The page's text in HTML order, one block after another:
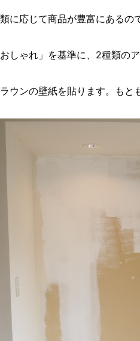
に応じて商品が豊富にあるの
しゃれ」を基準に、2種類の
ウンの壁紙を貼ります。も